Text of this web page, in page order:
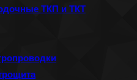
ТКП и ТКТ